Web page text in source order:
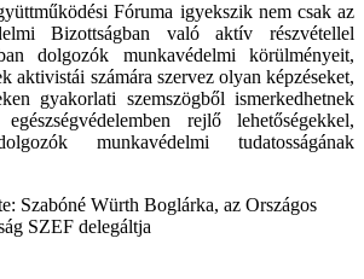
Fóruma igyekszik nem csak az
Bizottságban való aktív részvétellel
dolgozók munkavédelmi körülményeit,
aktivistái számára szervez olyan képzéseket,
gyakorlati szemszögből ismerkedhetnek
rejlő lehetőségekkel,
munkavédelmi tudatosságának
Szabóné Würth Boglárka, az Országos
SZEF delegáltja